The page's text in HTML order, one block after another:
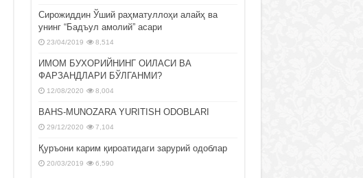
Сирожиддин Ўший раҳматуллоҳи алайҳ ва
унинг “Бадъул амолий” асари
23/04/2019 8,514
ИМОМ БУХОРИЙНИНГ ОИЛАСИ ВА
ФАРЗАНДЛАРИ БЎЛГАНМИ?
12/08/2020 8,004
BAHS-MUNOZARA YURITISH ODOBLARI
29/12/2020 7,104
Қуръони карим қироатидаги зарурий одоблар
20/03/2019 6,590